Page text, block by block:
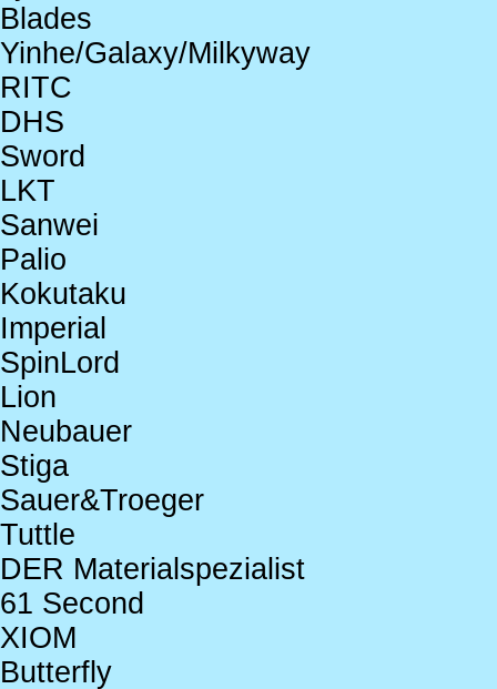
Blades
Yinhe/Galaxy/Milkyway
RITC
DHS
Sword
LKT
Sanwei
Palio
Kokutaku
Imperial
SpinLord
Lion
Neubauer
Stiga
Sauer&Troeger
Tuttle
DER Materialspezialist
61 Second
XIOM
Butterfly